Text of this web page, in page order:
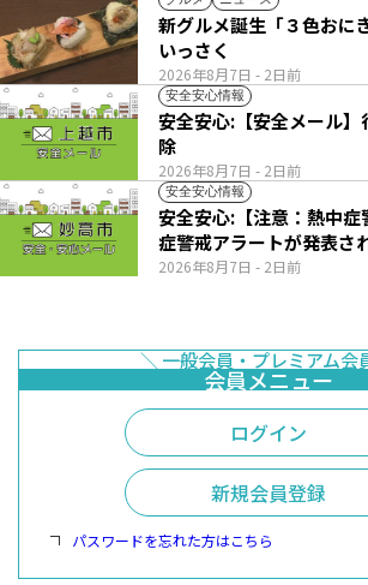
2026年8月7日 - 2日前
新グルメ誕生「３色おに
いっさく
安全安心情報
2026年8月7日 - 2日前
安全安心:【安全メール
除
安全安心情報
2026年8月7日 - 2日前
安全安心:【注意：熱中
症警戒アラートが発表さ
ログイン
新規会員登録
パスワードを忘れた方はこちら